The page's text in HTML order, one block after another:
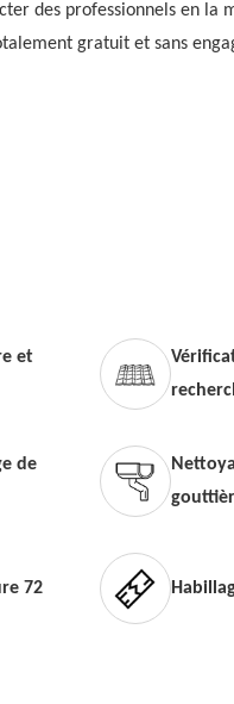
des professionnels en la
gratuit et sans
et
de
72